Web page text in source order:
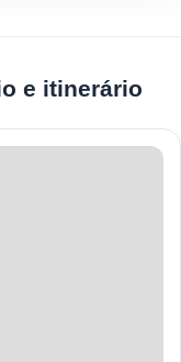
e itinerário